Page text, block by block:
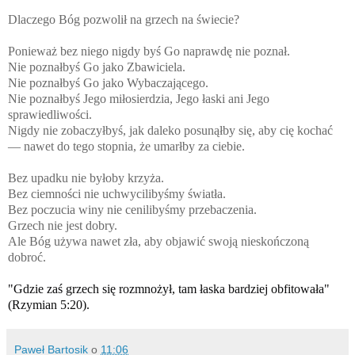
Dlaczego Bóg pozwolił na grzech na świecie?
Ponieważ bez niego nigdy byś Go naprawdę nie poznał.
Nie poznałbyś Go jako Zbawiciela.
Nie poznałbyś Go jako Wybaczającego.
Nie poznałbyś Jego miłosierdzia, Jego łaski ani Jego
sprawiedliwości.
Nigdy nie zobaczyłbyś, jak daleko posunąłby się, aby cię kochać
— nawet do tego stopnia, że ​​umarłby za ciebie.
Bez upadku nie byłoby krzyża.
Bez ciemności nie uchwycilibyśmy światła.
Bez poczucia winy nie cenilibyśmy przebaczenia.
Grzech nie jest dobry.
Ale Bóg używa nawet zła, aby objawić swoją nieskończoną
dobroć.
"Gdzie zaś grzech się rozmnożył, tam łaska bardziej obfitowała"
(Rzymian 5:20).
Paweł Bartosik o 11:06